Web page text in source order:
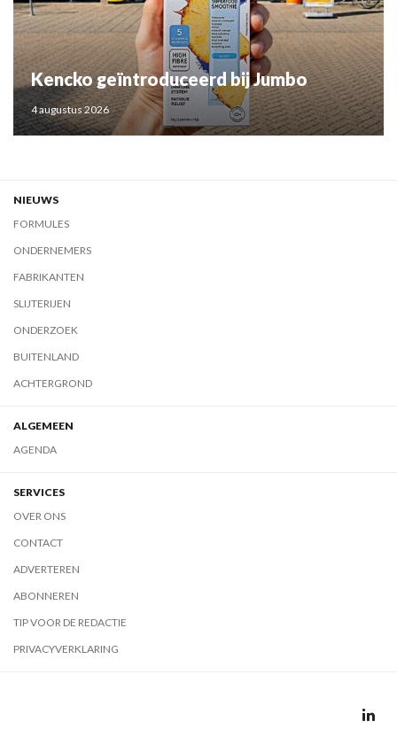
Kencko geïntroduceerd bij Jumbo
4 augustus 2026
NIEUWS
FORMULES
ONDERNEMERS
FABRIKANTEN
SLIJTERIJEN
ONDERZOEK
BUITENLAND
ACHTERGROND
ALGEMEEN
AGENDA
SERVICES
OVER ONS
CONTACT
ADVERTEREN
ABONNEREN
TIP VOOR DE REDACTIE
PRIVACYVERKLARING